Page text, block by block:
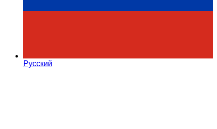
Русский